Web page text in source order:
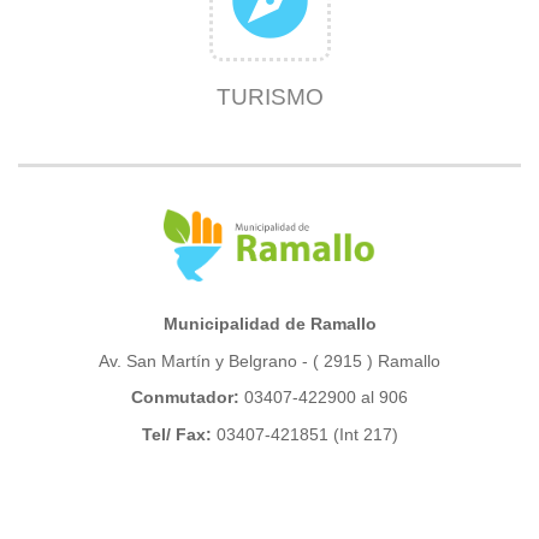
TURISMO
Municipalidad de Ramallo
Av. San Martín y Belgrano - ( 2915 ) Ramallo
Conmutador: 03407-422900 al 906
Tel/ Fax: 03407-421851 (Int 217)